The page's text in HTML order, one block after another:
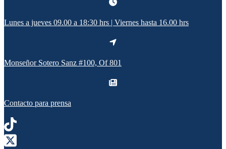
Lunes a jueves 09.00 a 18:30 hrs | Viernes hasta 16.00 hrs
Monseñor Sotero Sanz #100, Of 801
Contacto para prensa